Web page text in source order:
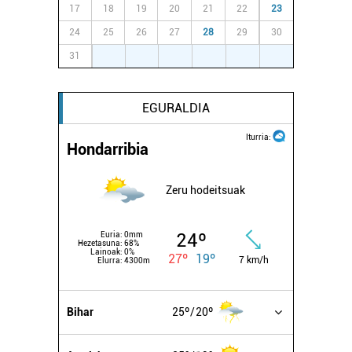
zure baimena Cookieen adierazpenean.
Webgune honek cookie propioak eta hirugarrenen cookie-
fitxategiak erabiltzen ditu. Zure esperientzia eta
baliatzen gara. Ohar hau onartuz gero, teknologia hori
17 18 19 20 21 22 23
24 25 26 27 28 29 30
31
EGURALDIA
Iturria:
Hondarribia
Zeru hodeitsuak
Euria: 0mm
Hezetasuna: 68%
Lainoak: 0%
Elurra: 4300m
24º
27º 19º 7 km/h
Bihar 25º 20º